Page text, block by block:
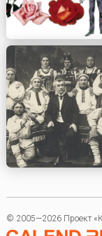
© 2005—2026 Проект